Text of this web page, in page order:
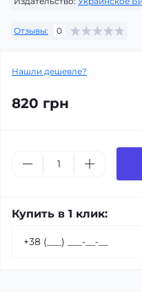
Отзывы: 0
Нашли дешевле?
820 грн
Купить в 1 клик: